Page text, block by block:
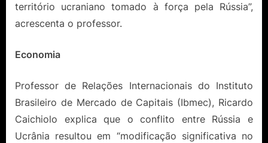
território ucraniano tomado à força pela Rússia”,
acrescenta o professor.
Economia
Professor de Relações Internacionais do Instituto
Brasileiro de Mercado de Capitais (Ibmec), Ricardo
Caichiolo explica que o conflito entre Rússia e
Ucrânia resultou em “modificação significativa no